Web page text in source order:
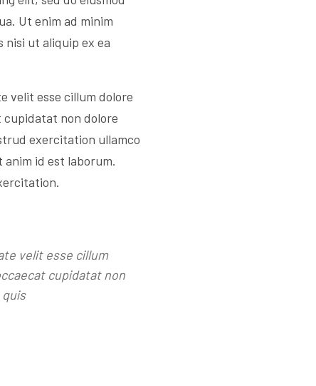
Ut enim ad minim
ut aliquip ex ea
velit esse cillum dolore
non dolore
exercitation ullamco
id est laborum.
velit esse cillum
cupidatat non